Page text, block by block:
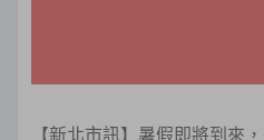
【新北市訊】暑假即將到來